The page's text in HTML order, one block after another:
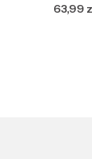
Cena
63,99